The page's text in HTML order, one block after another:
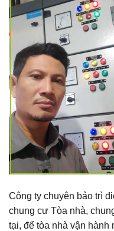
Công ty chuyên bảo trì
chung cư Tòa nhà,
tại, để tòa nhà vận hành